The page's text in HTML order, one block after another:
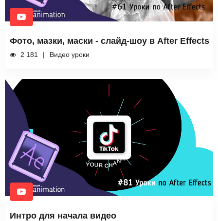
Фото, мазки, маски - слайд-шоу в After Effects
2 181 Видео уроки
Интро для начала видео